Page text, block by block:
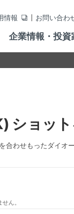
情報 お問い合わ
企業情報・投資
ショッ
合わせもったダイ
ん。